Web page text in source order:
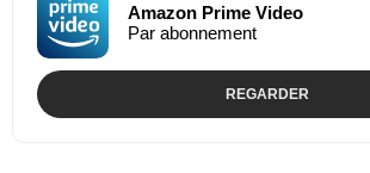
Amazon Prime Video
Par abonnement
REGARDER